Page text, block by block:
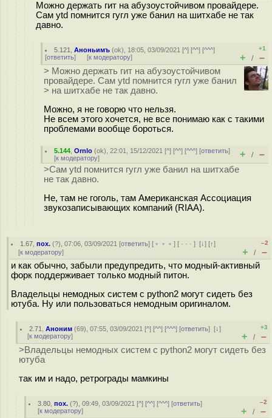
Можно держать гит на абузоустойчивом провайдере.
Сам ytd помнится гугл уже банил на шитхабе не так
давно.
5.121 ,Аноньимъ (ok), 18:05, 03/09/2021 [^] [^^] [^^^]
[ответить] [к модератору]
+1
+ / –
> Можно держать гит на абузоустойчивом
провайдере. Сам ytd помнится гугл уже банил
> на шитхабе не так давно.
Можно, я не говорю что нельзя.
Не всем этого хочется, не все понимаю как с такими
проблемами вообще бороться.
5.144 ,Ornlo (ok), 22:01, 15/12/2021 [^] [^^] [^^^] [ответить]
[к модератору] + / –
>Сам ytd помнится гугл уже банил на шитхабе
не так давно.
Не, там не гоголь, там Американская Ассоциация
звукозаписывающих компаний (RIAA).
1.67 ,пох. (?), 07:06, 03/09/2021 [ответить] [ ﹢﹢﹢] [ · · ·][↓] [↑]
[к модератору]
–2
+ / –
и как обычно, забыли предупредить, что модный-активный
форк поддерживает только модный питон.
Владельцы немодных систем с python2 могут сидеть без
ютуба. Ну или пользоваться немодным оригиналом.
2.71 ,Аноним (69), 07:55, 03/09/2021 [^] [^^] [^^^] [ответить][↓]
[к модератору]
+3
+ / –
>Владельцы немодных систем с python2 могут сидеть без
ютуба
так им и надо, ретрограды мамкины
3.80 ,пох. (?), 09:49, 03/09/2021 [^] [^^] [^^^] [ответить]
[к модератору]
–2
+ / –